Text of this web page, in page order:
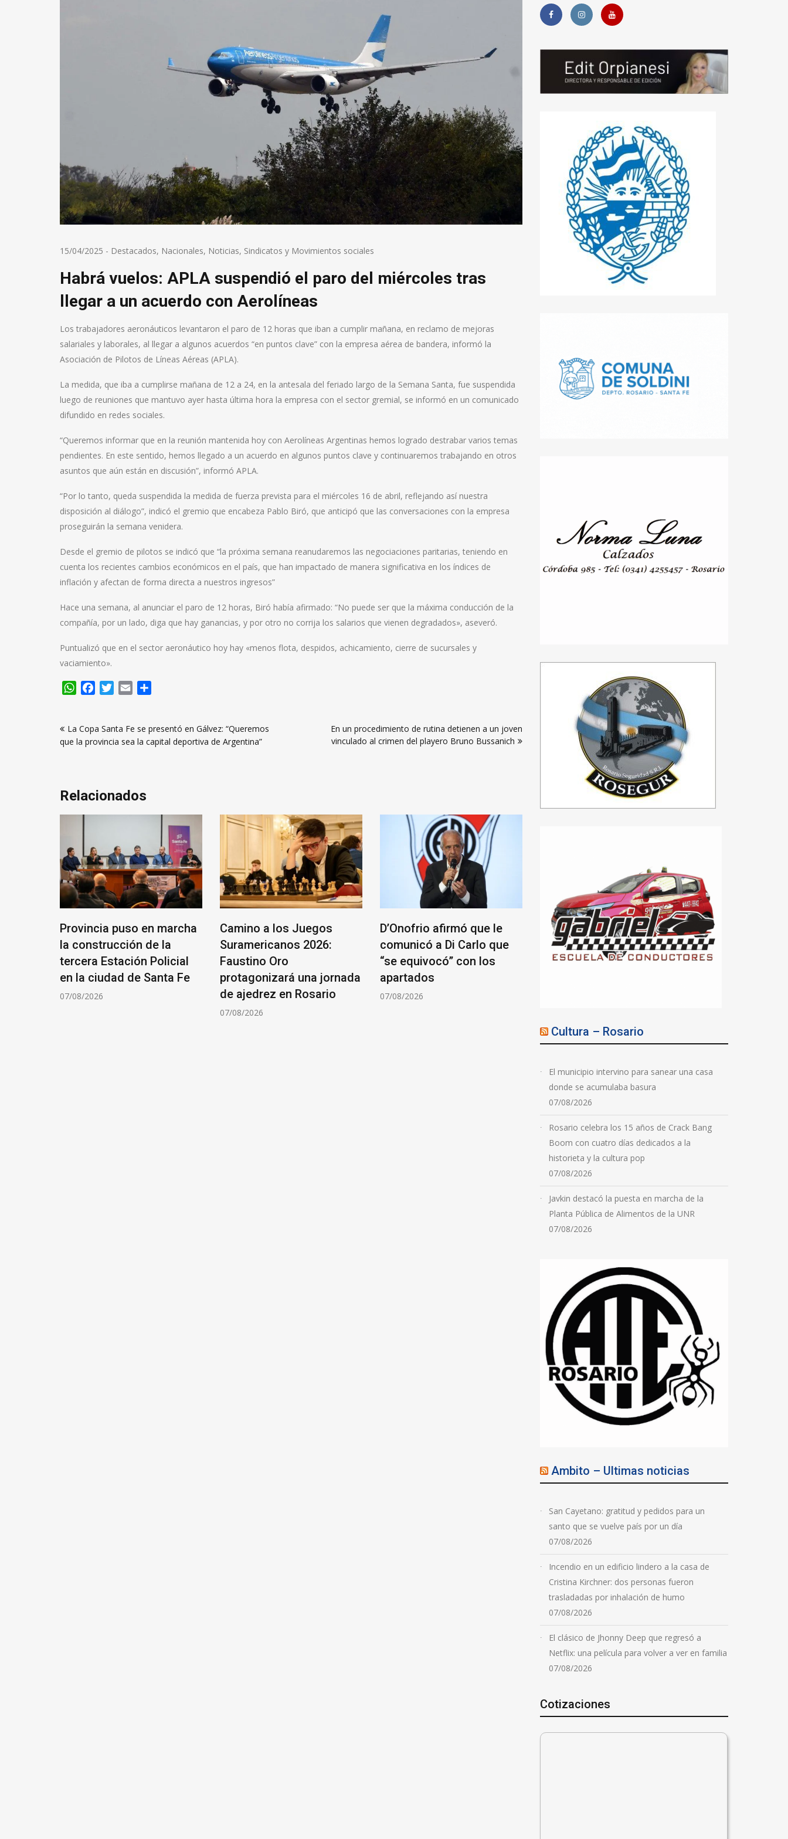
15/04/2025 - Destacados, Nacionales, Noticias, Sindicatos y Movimientos sociales
Habrá vuelos: APLA suspendió el paro del miércoles tras
llegar a un acuerdo con Aerolíneas
Los trabajadores aeronáuticos levantaron el paro de 12 horas que iban a cumplir mañana, en reclamo de mejoras
salariales y laborales, al llegar a algunos acuerdos “en puntos clave” con la empresa aérea de bandera, informó la
Asociación de Pilotos de Líneas Aéreas (APLA).
La medida, que iba a cumplirse mañana de 12 a 24, en la antesala del feriado largo de la Semana Santa, fue suspendida
luego de reuniones que mantuvo ayer hasta última hora la empresa con el sector gremial, se informó en un comunicado
difundido en redes sociales.
“Queremos informar que en la reunión mantenida hoy con Aerolíneas Argentinas hemos logrado destrabar varios temas
pendientes. En este sentido, hemos llegado a un acuerdo en algunos puntos clave y continuaremos trabajando en otros
asuntos que aún están en discusión”, informó APLA.
“Por lo tanto, queda suspendida la medida de fuerza prevista para el miércoles 16 de abril, reflejando así nuestra
disposición al diálogo”, indicó el gremio que encabeza Pablo Biró, que anticipó que las conversaciones con la empresa
proseguirán la semana venidera.
Desde el gremio de pilotos se indicó que “la próxima semana reanudaremos las negociaciones paritarias, teniendo en
cuenta los recientes cambios económicos en el país, que han impactado de manera significativa en los índices de
inflación y afectan de forma directa a nuestros ingresos”
Hace una semana, al anunciar el paro de 12 horas, Biró había afirmado: “No puede ser que la máxima conducción de la
compañía, por un lado, diga que hay ganancias, y por otro no corrija los salarios que vienen degradados», aseveró.
Puntualizó que en el sector aeronáutico hoy hay «menos flota, despidos, achicamiento, cierre de sucursales y
vaciamiento».
WhatsApp
FacebookTwitter
Email
deLa Copa Santa Fe se presentó en Gálvez: “Queremos
que la provincia sea la capital deportiva de Argentina”
En un procedimiento de rutina detienen a un joven
vinculado al crimen del playero Bruno Bussanich
Relacionados
Provincia puso en marcha
la construcción de la
tercera Estación Policial
en la ciudad de Santa Fe
07/08/2026
Camino a los Juegos
Suramericanos 2026:
Faustino Oro
protagonizará una jornada
de ajedrez en Rosario
07/08/2026
D’Onofrio afirmó que le
comunicó a Di Carlo que
“se equivocó” con los
apartados
07/08/2026
Violencia de género:
secuestraron un arsenal
en una vivienda
Cultura – Rosario
El municipio intervino para sanear una casa
donde se acumulaba basura
07/08/2026
Rosario celebra los 15 años de Crack Bang
Boom con cuatro días dedicados a la
historieta y la cultura pop
07/08/2026
Javkin destacó la puesta en marcha de la
Planta Pública de Alimentos de la UNR
07/08/2026
Ambito – Ultimas noticias
San Cayetano: gratitud y pedidos para un
santo que se vuelve país por un día
07/08/2026
Incendio en un edificio lindero a la casa de
Cristina Kirchner: dos personas fueron
trasladadas por inhalación de humo
07/08/2026
El clásico de Jhonny Deep que regresó a
Netflix: una película para volver a ver en familia
07/08/2026
Cotizaciones